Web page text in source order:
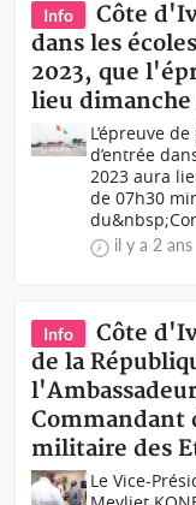
Info
Côte
dans les
2023, que
lieu
L’épreuve
d’entrée
2023 aura
de 07h30
il y a 2 ans
Info
Côte
de la
Commandant
militaire des
Le Vice-